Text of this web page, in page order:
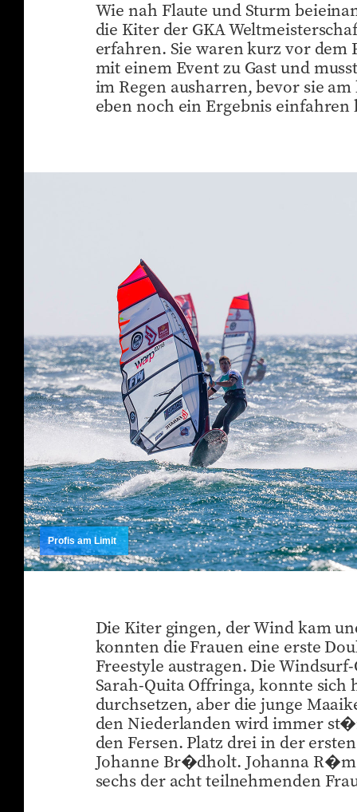
Wie nah Flaute und Sturm
die Kiter der GKA
erfahren. Sie waren kurz vor dem
mit einem Event zu Gast und
im Regen ausharren, bevor sie am
eben noch ein Ergebnis
Profis am Limit
Die Kiter gingen, der Wind kam
konnten die Frauen eine erste
Freestyle austragen. Die
Sarah-Quita Offringa, konnte sich
durchsetzen, aber die junge
den Niederlanden wird immer
den Fersen. Platz drei in der
Johanne Br�dholt. Johanna
sechs der acht teilnehmenden